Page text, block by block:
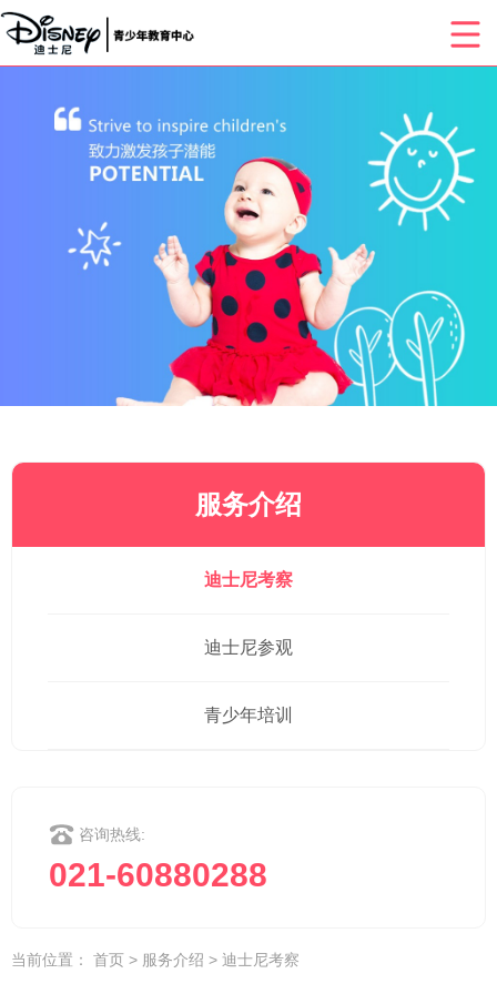
服务介绍
迪士尼考察
迪士尼参观
青少年培训
咨询热线:
021-60880288
当前位置： 首页 > 服务介绍 > 迪士尼考察